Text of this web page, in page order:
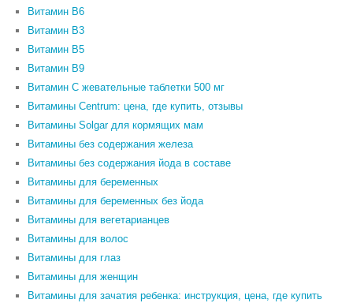
Витамин B6
Витамин В3
Витамин В5
Витамин В9
Витамин С жевательные таблетки 500 мг
Витамины Centrum: цена, где купить, отзывы
Витамины Solgar для кормящих мам
Витамины без содержания железа
Витамины без содержания йода в составе
Витамины для беременных
Витамины для беременных без йода
Витамины для вегетарианцев
Витамины для волос
Витамины для глаз
Витамины для женщин
Витамины для зачатия ребенка: инструкция, цена, где купить